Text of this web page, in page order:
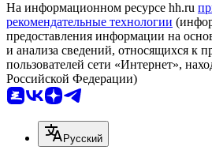
На информационном ресурсе hh.ru
рекомендательные технологии
предоставления информации на
и анализа сведений, относящихся к
пользователей сети «Интернет»,
Российской Федерации)
Русский